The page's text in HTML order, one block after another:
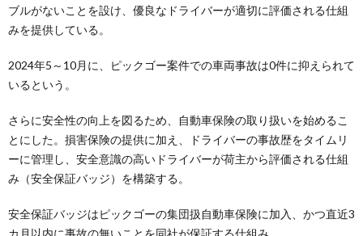
ブルがないことを設け、優良なドライバーが適切に評価される仕組
みを提供している。
2024年5～10月に、ピックゴー案件での車両事故は0件に抑えられて
いるという。
さらに安全性の向上を図るため、自動車保険の取り扱いを始めるこ
とにした。損害保険の提供に加え、ドライバーの事故歴をタイムリ
ーに管理し、安全意識の高いドライバーが荷主から評価される仕組
み（安全保証バッジ）を構築する。
安全保証バッジはピックゴーの集団扱自動車保険に加入、かつ直近3
カ月以内に事故の無いことを同社が保証する仕組み。